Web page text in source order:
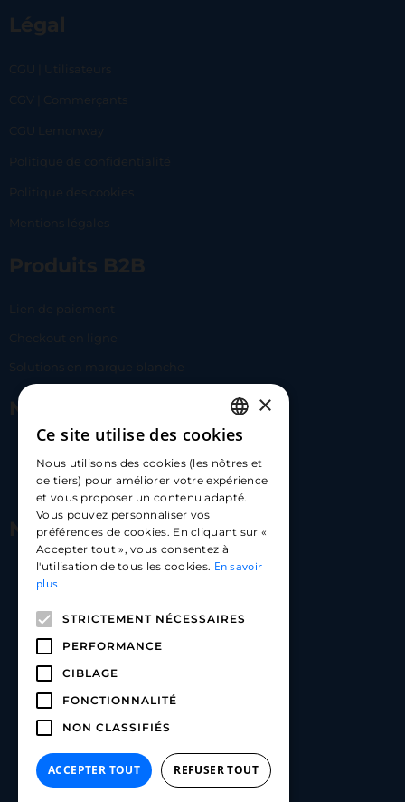
Légal
CGU | Utilisateurs
CGV | Commerçants
CGU Lemonway
Politique de confidentialité
Politique des cookies
Mentions légales
Produits B2B
Lien de paiement
Checkout en ligne
Solutions en marque blanche
Nous contacter
hello@carloapp.com
Nous suivre
Carlo App | Instagram
Carlo App | Linkedin
FRENCH
ENGLISH
SPANISH
×
Ce site utilise des cookies
Nous utilisons des cookies (les nôtres et
de tiers) pour améliorer votre expérience
et vous proposer un contenu adapté.
Vous pouvez personnaliser vos
préférences de cookies. En cliquant sur «
Accepter tout », vous consentez à
l'utilisation de tous les cookies. En savoir
plus
STRICTEMENT NÉCESSAIRES
PERFORMANCE
CIBLAGE
FONCTIONNALITÉ
NON CLASSIFIÉS
ACCEPTER TOUT REFUSER TOUT